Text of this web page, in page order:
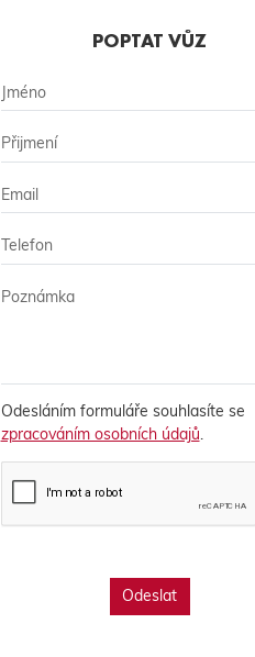
POPTAT VŮZ
Odesláním formuláře souhlasíte se
zpracováním osobních údajů.